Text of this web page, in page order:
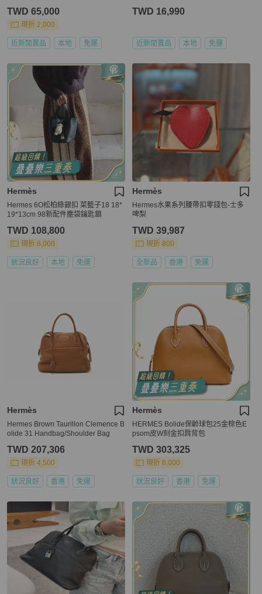
TWD 65,000
現折 2,000
近新閒置品 本地 免運
TWD 16,990
近新閒置品 本地 免運
Hermès
Hermes 6O松柏綠銀扣 菜籃子18 18*
19*13cm 98新配件塵袋鑰匙鎖
TWD 108,800
現折 8,000
狀況良好 本地 免運
Hermès
Hermes水果系列腰帶扣零錢包-士多
啤梨
TWD 39,987
現折 800
全新品 香港 免運
Hermès
Hermes Brown Taurillon Clemence B
olide 31 Handbag/Shoulder Bag
TWD 207,306
現折 4,500
狀況良好 香港 免運
Hermès
HERMES Bolide保齡球包25金棕色E
psom皮W刻金扣肩背包
TWD 303,325
現折 8,000
狀況良好 香港 免運